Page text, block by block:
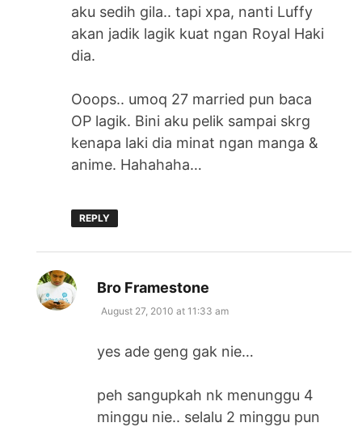
aku sedih gila.. tapi xpa, nanti Luffy
akan jadik lagik kuat ngan Royal Haki
dia.
Ooops.. umoq 27 married pun baca
OP lagik. Bini aku pelik sampai skrg
kenapa laki dia minat ngan manga &
anime. Hahahaha…
REPLY
Bro Framestone
August 27, 2010 at 11:33 am
yes ade geng gak nie…
peh sangupkah nk menunggu 4
minggu nie.. selalu 2 minggu pun